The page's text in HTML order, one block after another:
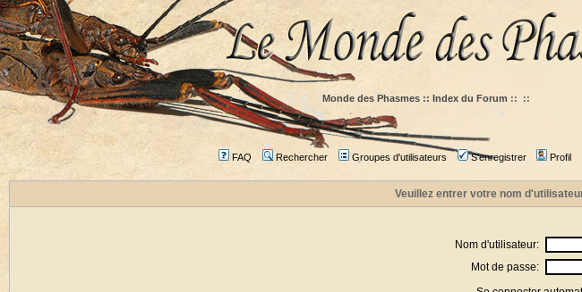
Monde des Phasmes :: Index du Forum :: ::
FAQ Rechercher Groupes d'utilisateurs S'enregistrer Profil
Veuillez entrer votre nom
Nom d'utilisateur:
Mot de passe: